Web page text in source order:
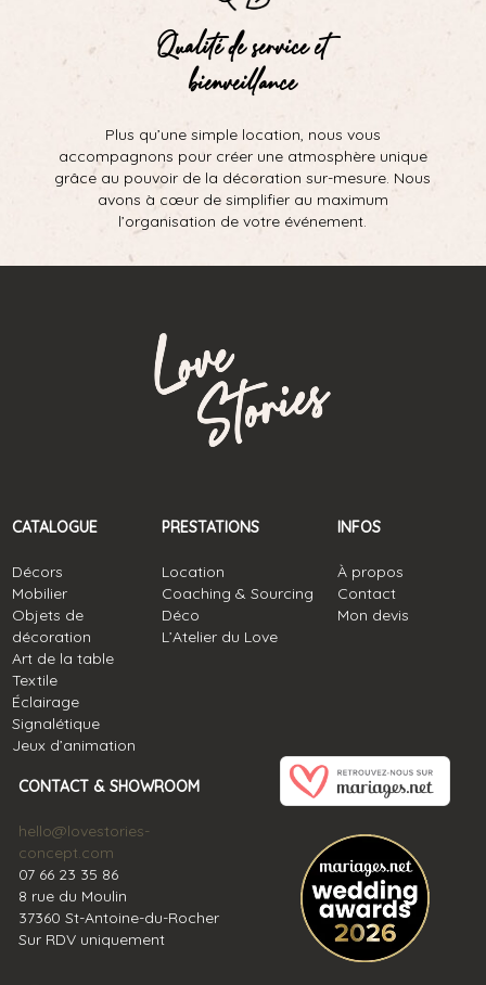
Qualité de service et
bienveillance
Plus qu’une simple location, nous vous
accompagnons pour créer une atmosphère unique
grâce au pouvoir de la décoration sur-mesure. Nous
avons à cœur de simplifier au maximum
l’organisation de votre événement.
CATALOGUE
Décors
Mobilier
Objets de
décoration
Art de la table
Textile
Éclairage
Signalétique
Jeux d’animation
PRESTATIONS
Location
Coaching & Sourcing
Déco
L’Atelier du Love
INFOS
À propos
Contact
Mon devis
CONTACT & SHOWROOM
hello@lovestories-
concept.com
07 66 23 35 86
8 rue du Moulin
37360 St-Antoine-du-Rocher
Sur RDV uniquement